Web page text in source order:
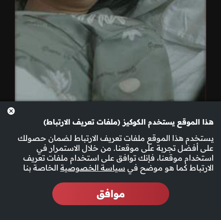
الحلقة 1
المزيد
هذا الموقع يستخدم الكوكيز (ملفات تعريف الارتباط)
يستخدم هذا الموقع ملفات تعريف الارتباط لضمان حصولك
على أفضل تجربة على موقعنا. من خلال الاستمرار في
استخدام موقعنا، فإنك توافق على استخدام ملفات تعريف
الارتباط كما هو موضح في سياسة الخصوصية الخاصة بنا
موافق